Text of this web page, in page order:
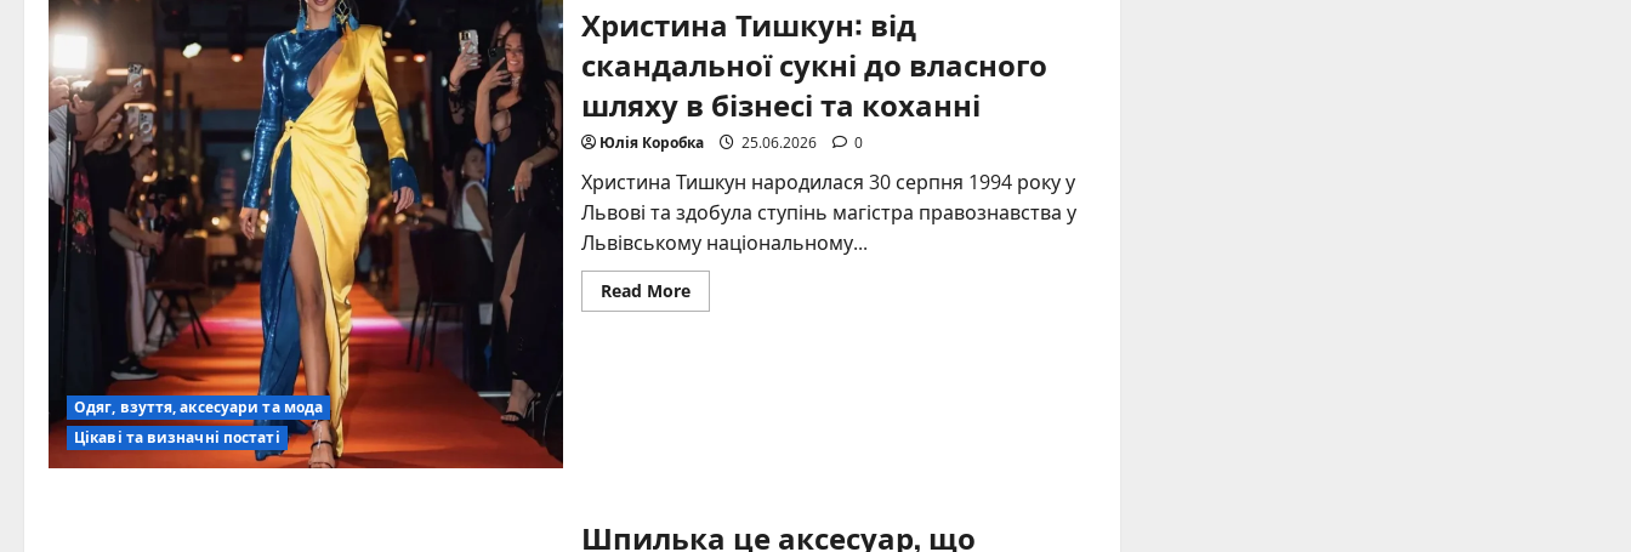
Одяг, взуття, аксесуари та мода
Цікаві та визначні постаті
Христина Тишкун: від
скандальної сукні до власного
шляху в бізнесі та коханні
Юлія Коробка 25.06.2026 0
Христина Тишкун народилася 30 серпня 1994 року у
Львові та здобула ступінь магістра правознавства у
Львівському національному...
Read MoreRead
more
Шпилька це аксесуар, що